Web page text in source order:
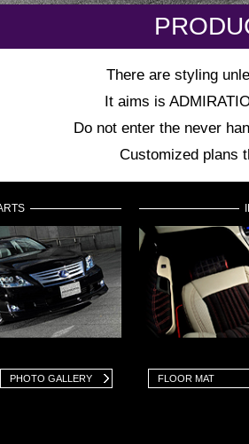
There are styling
It aims is
Do not enter the never
Customized plans
PHOTO GALLERY FLOOR MAT